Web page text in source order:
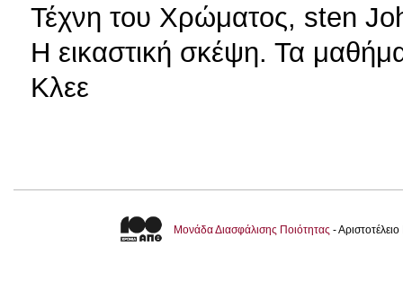
Τέχνη του Χρώματος, sten
H εικαστική σκέψη. Τα
Κλεε
Μονάδα Διασφάλισης Ποιότητας -